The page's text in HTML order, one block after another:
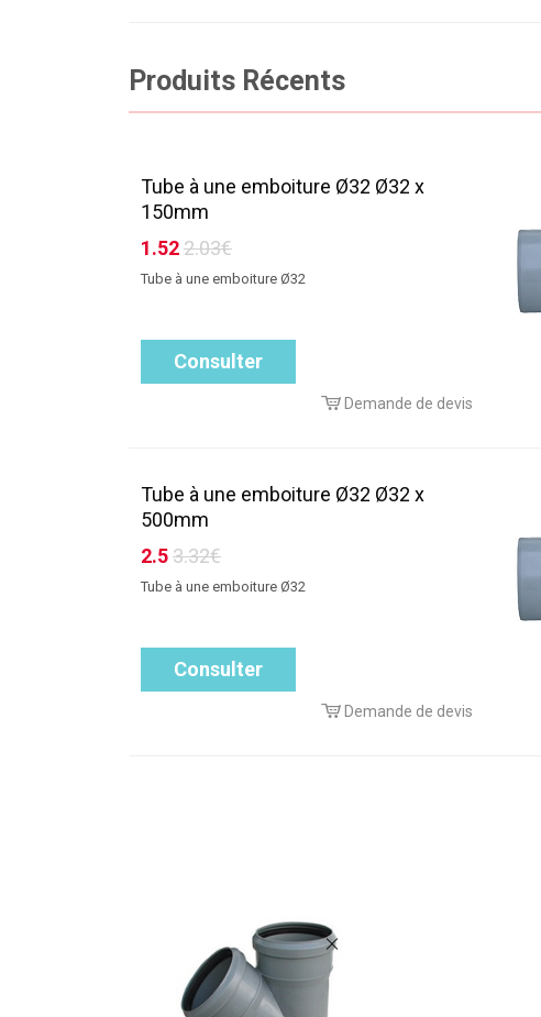
Produits Récents
Tube à une emboiture Ø32 Ø32 x
150mm
1.522.03€
Tube à une emboiture Ø32
Consulter
Demande de devis
Tube à une emboiture Ø32 Ø32 x
500mm
2.53.32€
Tube à une emboiture Ø32
Consulter
Demande de devis